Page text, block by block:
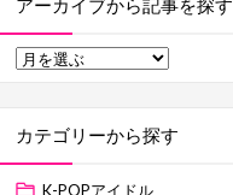
アーカイブから記事を探す
カテゴリーから探す
K-POPアイドル